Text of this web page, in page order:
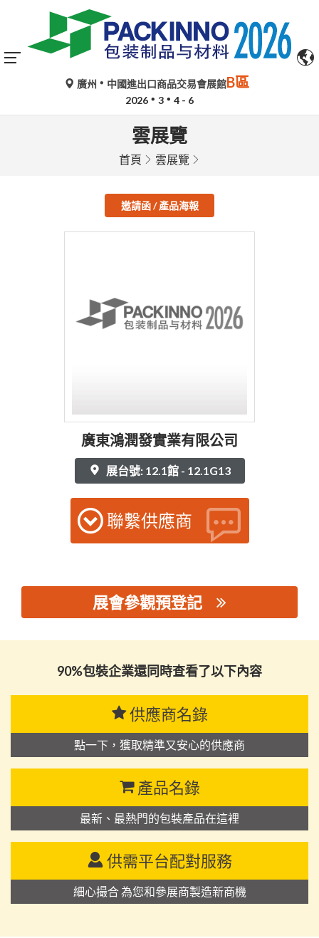
廣州 中國進出口商品交易會展館B區
2026 3 4 - 6
雲展覽
首頁 雲展覽
邀請函 / 產品海報
廣東鴻潤發實業有限公司
展台號: 12.1館 - 12.1G13
聯繫供應商
展會參觀預登記
90%包裝企業還同時查看了以下內容
供應商名錄
點一下，獲取精準又安心的供應商
產品名錄
最新、最熱門的包裝產品在這裡
供需平台配對服務
細心撮合 為您和參展商製造新商機